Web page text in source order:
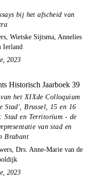
bij het afscheid van
Wietske Sijtsma, Annelies
Ierland
2023
Historisch Jaarboek 39
het XIXde Colloquium
Stad', Brussel, 15 en 16
Stad en Territorium - de
van stad en
Brabant
Drs. Anne-Marie van de
2023